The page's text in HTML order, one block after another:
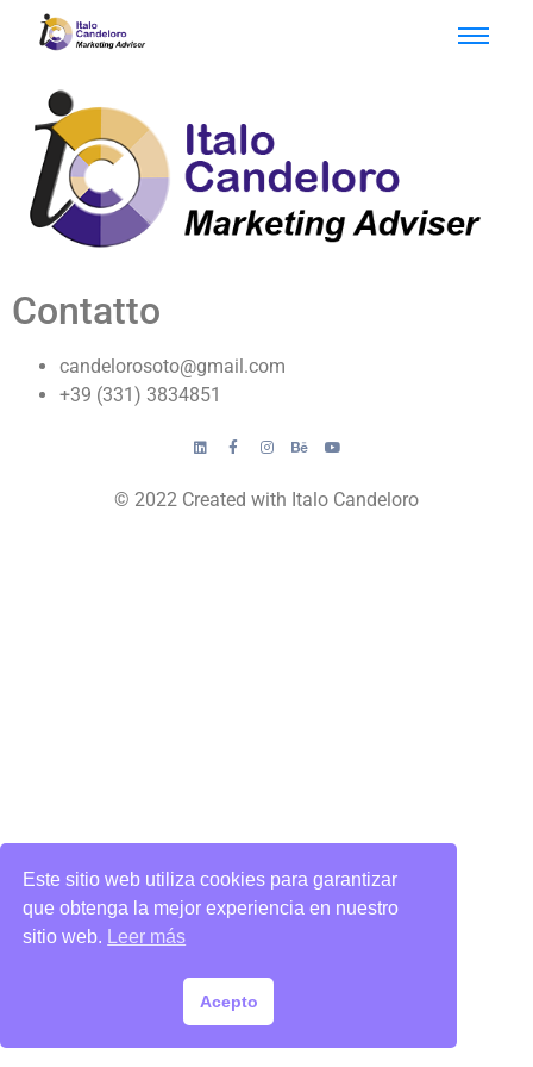
Contatto
candelorosoto@gmail.com
+39 (331) 3834851
© 2022 Created with Italo Candeloro
Este sitio web utiliza cookies para garantizar
que obtenga la mejor experiencia en nuestro
sitio web.
Leer más
Acepto